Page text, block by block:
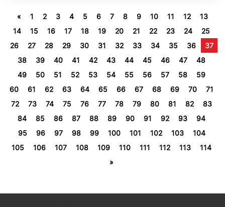
« 1 2 3 4 5 6 7 8 9 10 11 12
13
14
15 16 17 18 19 20 21 22 23 24
25
26
27 28 29 30 31 32 33 34 35 36
37
38
39 40 41 42 43 44 45 46 47
48
49
50 51 52 53 54 55 56 57 58
59
60
61 62 63 64 65 66 67 68 69 70
71
72
73 74 75 76 77 78 79 80 81 82
83
84
85 86 87 88 89 90 91 92 93
94
95
96 97 98 99 100 101 102 103
104
105
106 107 108 109 110 111 112 113
114
»